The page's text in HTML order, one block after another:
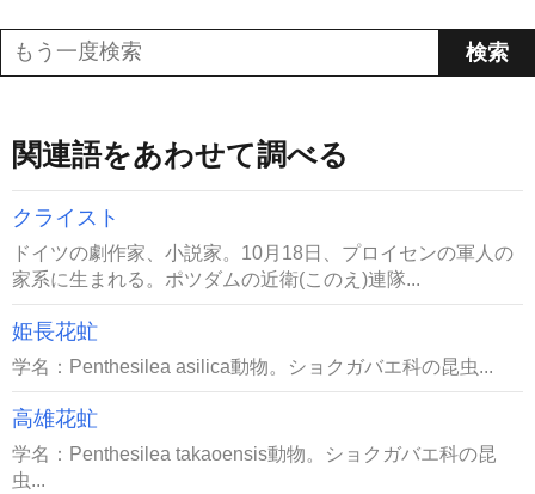
関連語をあわせて調べる
クライスト
ドイツの劇作家、小説家。10月18日、プロイセンの軍人の
家系に生まれる。ポツダムの近衛(このえ)連隊...
姫長花虻
学名：Penthesilea asilica動物。ショクガバエ科の昆虫...
高雄花虻
学名：Penthesilea takaoensis動物。ショクガバエ科の昆
虫...